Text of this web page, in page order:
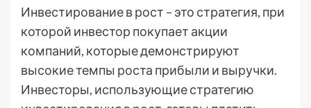
Инвестирование в рост – это стратегия, при
которой инвестор покупает акции
компаний, которые демонстрируют
высокие темпы роста прибыли и выручки.
Инвесторы, использующие стратегию